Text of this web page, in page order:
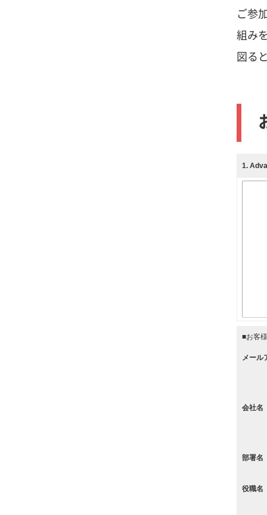
ご参
組み
図る
1.
■お客
メール
会社名
部署名
役職名